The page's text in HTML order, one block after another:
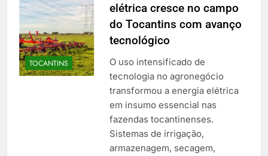
TOCANTINS
elétrica cresce no campo
do Tocantins com avanço
tecnológico
O uso intensificado de
tecnologia no agronegócio
transformou a energia elétrica
em insumo essencial nas
fazendas tocantinenses.
Sistemas de irrigação,
armazenagem, secagem,